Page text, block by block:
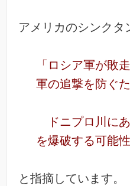
アメリカのシンクタ
「ロシア軍が敗
軍の追撃を防ぐた
ドニプロ川に
を爆破する可能性
と指摘しています。